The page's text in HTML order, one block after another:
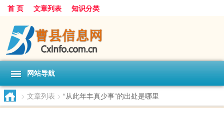
首 页 文章列表 知识分类
网站导航
> 文章列表 > “从此年丰真少事”的出处是哪里